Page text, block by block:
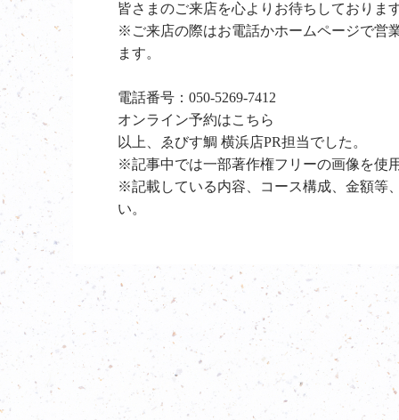
皆さまのご来店を心よりお待ちしておりま
※ご来店の際はお電話かホームページで営
ます。
電話番号： 050-5269-7412
オンライン予約はこちら
以上、ゑびす鯛 横浜店PR担当でした。
※記事中では一部著作権フリーの画像を使
※記載している内容、コース構成、金額等
い。